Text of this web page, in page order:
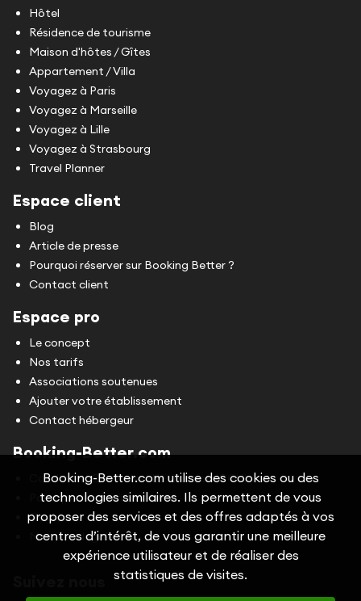
Hôtel
Résidence de tourisme
Maison d'hôtes / Gîtes
Appartement / Villa
Voyagez à Paris
Voyagez à Marseille
Voyagez à Lille
Voyagez à Strasbourg
Travel Planner
Espace client
Blog
Article de presse
Pourquoi réserver sur Booking Better ?
Contact client
Espace pro
Le concept
Nos tarifs
Associations soutenues
Ajouter votre établissement
Contact hébergeur
Booking-Better.com
Conditions Générales d'Utilisation (CGU)
Politique de confidentialité
Cookies
Mentions légales
Booking-Better.com utilise des cookies ou des
technologies similaires. Ils permettent de vous
proposer des services et des offres adaptés à vos
centres d’intérêt, de vous garantir une meilleure
expérience utilisateur et de réaliser des
statistiques de visites.